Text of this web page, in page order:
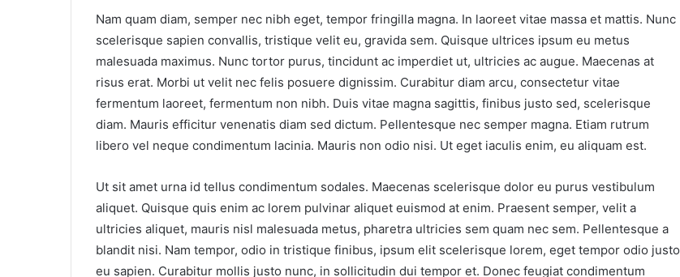
Nam quam diam, semper nec nibh eget, tempor fringilla magna. In laoreet vitae massa et mattis. Nunc
scelerisque sapien convallis, tristique velit eu, gravida sem. Quisque ultrices ipsum eu metus
malesuada maximus. Nunc tortor purus, tincidunt ac imperdiet ut, ultricies ac augue. Maecenas at
risus erat. Morbi ut velit nec felis posuere dignissim. Curabitur diam arcu, consectetur vitae
fermentum laoreet, fermentum non nibh. Duis vitae magna sagittis, finibus justo sed, scelerisque
diam. Mauris efficitur venenatis diam sed dictum. Pellentesque nec semper magna. Etiam rutrum
libero vel neque condimentum lacinia. Mauris non odio nisi. Ut eget iaculis enim, eu aliquam est.
Ut sit amet urna id tellus condimentum sodales. Maecenas scelerisque dolor eu purus vestibulum
aliquet. Quisque quis enim ac lorem pulvinar aliquet euismod at enim. Praesent semper, velit a
ultricies aliquet, mauris nisl malesuada metus, pharetra ultricies sem quam nec sem. Pellentesque a
blandit nisi. Nam tempor, odio in tristique finibus, ipsum elit scelerisque lorem, eget tempor odio justo
eu sapien. Curabitur mollis justo nunc, in sollicitudin dui tempor et. Donec feugiat condimentum